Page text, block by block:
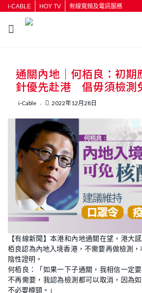
i-CABLE HOY TV 有線寬頻及電訊服務
按輸入鍵開始搜尋
通關內地｜何栢良：初期
針優先赴港 倡毋須檢測
i-Cable 2022年12月28日
【有線新聞】本港和內地通關在望，港大
栢良認為內地入境香港，不需要再做檢測
陰性證明。
何栢良：「如果一下子通關，我相信一定
不再需要，我認為檢測都可以取消，因為
不必要樽頸。」